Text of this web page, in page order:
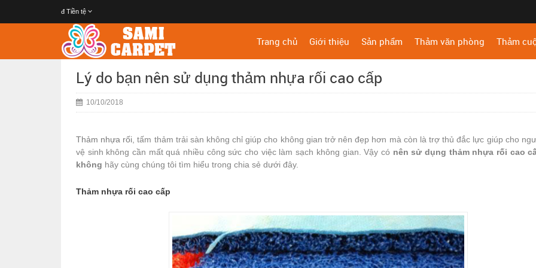
đ Tiền tệ
Trang chủ Giới thiệu Sản phẩm Thảm văn phòng Thảm
Lý do bạn nên sử dụng thảm nhựa rối cao cấp
10/10/2018
Thảm nhựa rối , tấm thảm trải sàn không chỉ giúp cho không gian trở nên đẹp hơn mà còn là trợ thủ đắc lực giúp cho
vệ sinh không cần mất quá nhiều công sức cho việc làm sạch không gian. Vậy có nên sử dụng thảm nhựa rối cao
không hãy cùng chúng tôi tìm hiểu trong chia sẻ dưới đây.
Thảm nhựa rối cao cấp